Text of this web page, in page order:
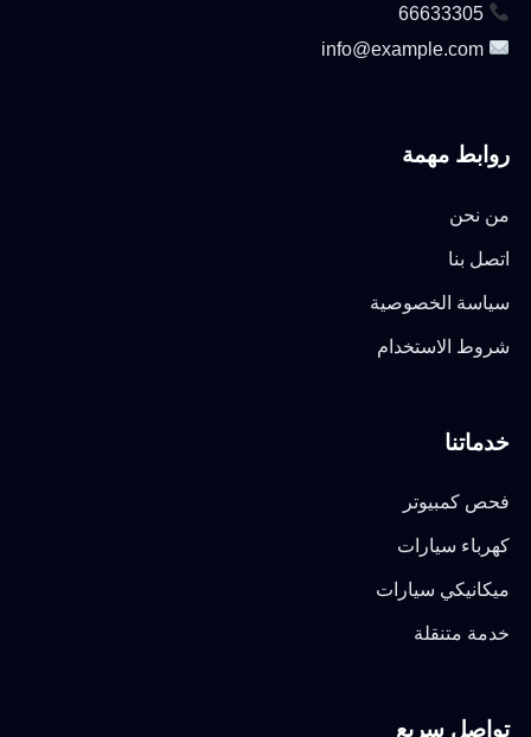
66633305
info@example.com
روابط مهمة
من نحن
اتصل بنا
سياسة الخصوصية
شروط الاستخدام
خدماتنا
فحص كمبيوتر
كهرباء سيارات
ميكانيكي سيارات
خدمة متنقلة
تواصل سريع